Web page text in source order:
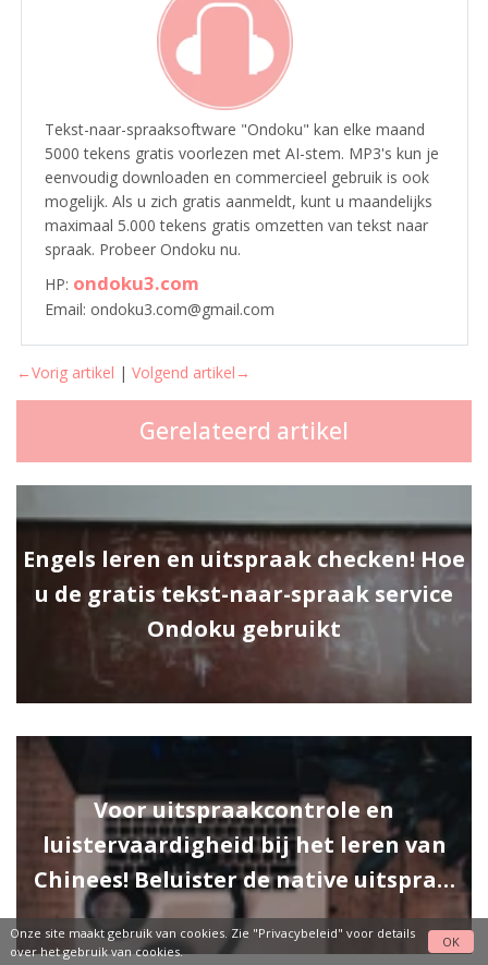
Tekst-naar-spraaksoftware "Ondoku" kan elke maand
5000 tekens gratis voorlezen met AI-stem. MP3's kun je
eenvoudig downloaden en commercieel gebruik is ook
mogelijk. Als u zich gratis aanmeldt, kunt u maandelijks
maximaal 5.000 tekens gratis omzetten van tekst naar
spraak. Probeer Ondoku nu.
HP: ondoku3.com
Email: ondoku3.com@gmail.com
←Vorig artikel | Volgend artikel→
Gerelateerd artikel
Engels leren en uitspraak checken! Hoe
u de gratis tekst-naar-spraak service
Ondoku gebruikt
Voor uitspraakcontrole en
luistervaardigheid bij het leren van
Chinees! Beluister de native uitspra…
Onze site maakt gebruik van cookies. Zie "Privacybeleid" voor details
over het gebruik van cookies.
OK